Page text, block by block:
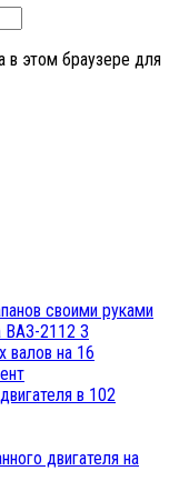
в этом браузере для
своими руками
3
валов на 16
двигателя на